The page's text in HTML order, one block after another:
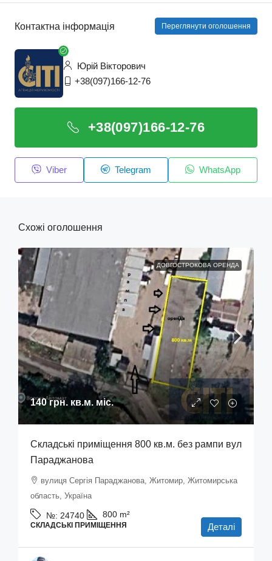
Контактна інформація Переглянути оголошення
Юрій Вікторович
+38(097)166-12-76
+38(097)166-12-76
Viber Telegram WhatsApp
Схожі оголошення
ДОВГОСТРОКОВА ОРЕНДА
140 грн. кв.м. міс.
Складські приміщення 800 кв.м. без рампи вул
Параджанова
вулиця Сергія Параджанова, Житомир, Житомирська
область, Україна
№: 24740 800 m²
СКЛАДСЬКІ ПРИМІЩЕННЯ Деталі